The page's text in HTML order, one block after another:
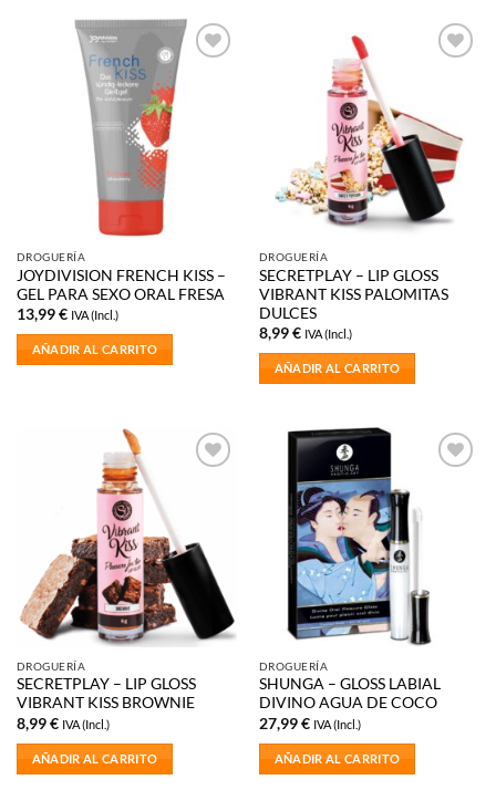
DROGUERÍA
JOYDIVISION FRENCH KISS –
GEL PARA SEXO ORAL FRESA
13,99€ IVA (Incl.)
AÑADIR AL CARRITO
deseos
DROGUERÍA
SECRETPLAY – LIP GLOSS
VIBRANT KISS PALOMITAS
DULCES
8,99€ IVA (Incl.)
AÑADIR AL CARRITO
DROGUERÍA
SECRETPLAY – LIP GLOSS
VIBRANT KISS BROWNIE
8,99€ IVA (Incl.)
AÑADIR AL CARRITO
DROGUERÍA
SHUNGA – GLOSS LABIAL
DIVINO AGUA DE COCO
27,99€ IVA (Incl.)
AÑADIR AL CARRITO